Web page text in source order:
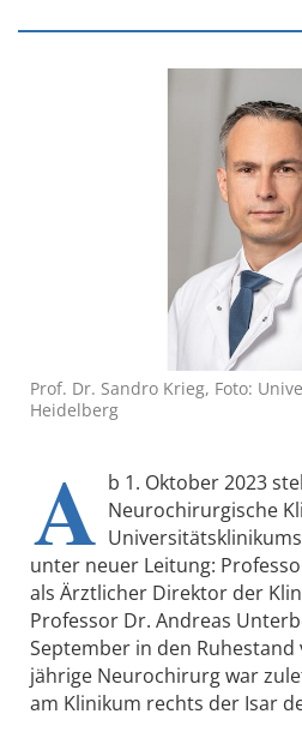
Prof. Dr. Sandro Krieg, Foto:
Heidelberg
A b 1. Oktober 2023
Neurochirurgische
unter neuer Leitung:
als Ärztlicher Direktor der
Professor Dr. Andreas
September in den
jährige Neurochirurg war
am Klinikum rechts der Isar